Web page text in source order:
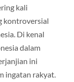
kali
kontroversial
Di kenal
dalam
ini
ingatan rakyat.